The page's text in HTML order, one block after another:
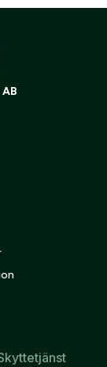
klara
konto
enligt